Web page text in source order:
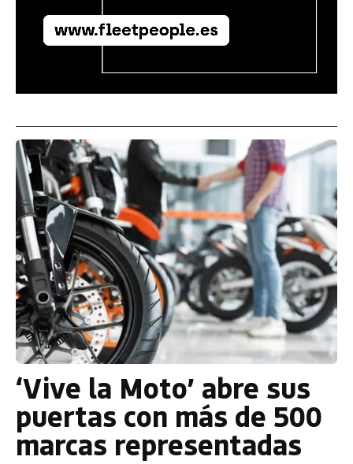
‘Vive la Moto’ abre sus
puertas con más de 500
marcas representadas